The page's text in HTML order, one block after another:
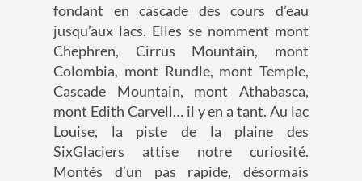
fondant en cascade des cours d’eau
jusqu’aux lacs. Elles se nomment mont
Chephren, Cirrus Mountain, mont
Colombia, mont Rundle, mont Temple,
Cascade Mountain, mont Athabasca,
mont Edith Carvell… il y en a tant. Au lac
Louise, la piste de la plaine des
SixGlaciers attise notre curiosité.
Montés d’un pas rapide, désormais